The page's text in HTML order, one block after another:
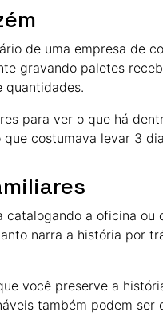
de uma empresa de
gravando paletes
quantidades.
para ver o que há
costumava levar 3
catalogando a oficina
narra a história por
você preserve a
também podem